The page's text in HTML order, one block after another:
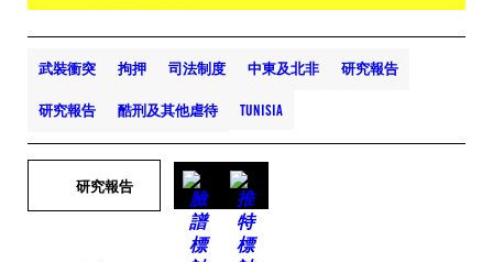
武裝衝突 拘押 司法制度 中東及北非 研究報告
研究報告 酷刑及其他虐待 TUNISIA
研究報告